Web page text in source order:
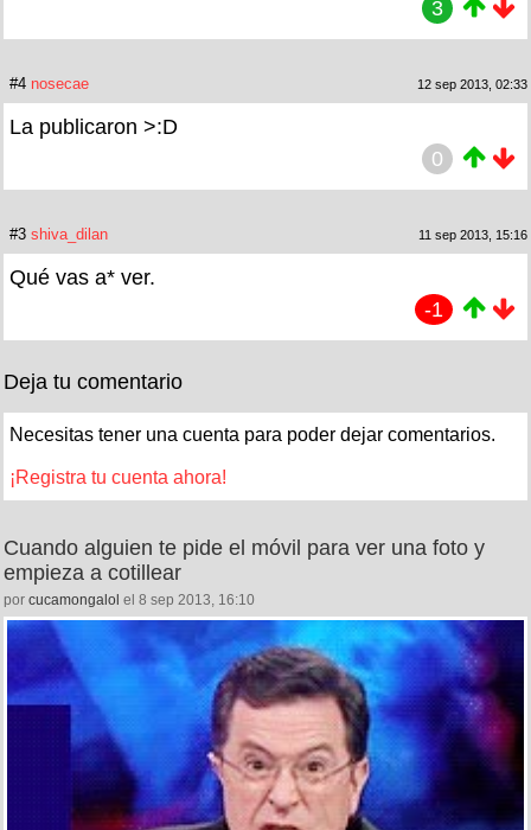
3
#4 nosecae 12 sep 2013, 02:33
La publicaron >:D
0
#3 shiva_dilan 11 sep 2013, 15:16
Qué vas a* ver.
-1
Deja tu comentario
Necesitas tener una cuenta para poder dejar comentarios.
¡Registra tu cuenta ahora!
Cuando alguien te pide el móvil para ver una foto y
empieza a cotillear
por cucamongalol el 8 sep 2013, 16:10